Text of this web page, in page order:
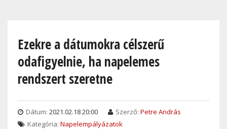
contentEzekre a dátumokra célszerű
odafigyelnie, ha napelemes
rendszert szeretne
Dátum: 2021.02.18 20:00 Szerző: Petre András
Kategória: Napelempályázatok